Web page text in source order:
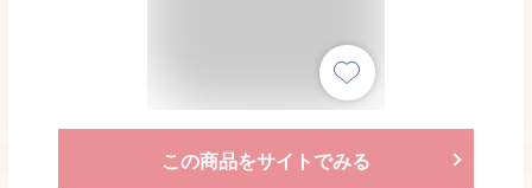
この商品をサイトでみる